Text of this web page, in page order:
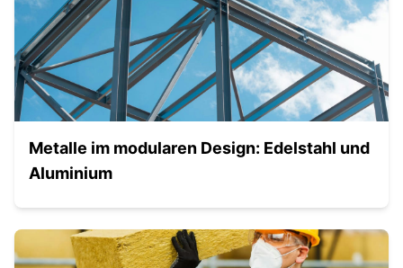
Metalle im modularen Design: Edelstahl und
Aluminium